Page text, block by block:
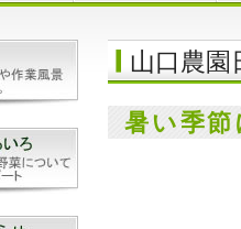
山口農園
暑い季